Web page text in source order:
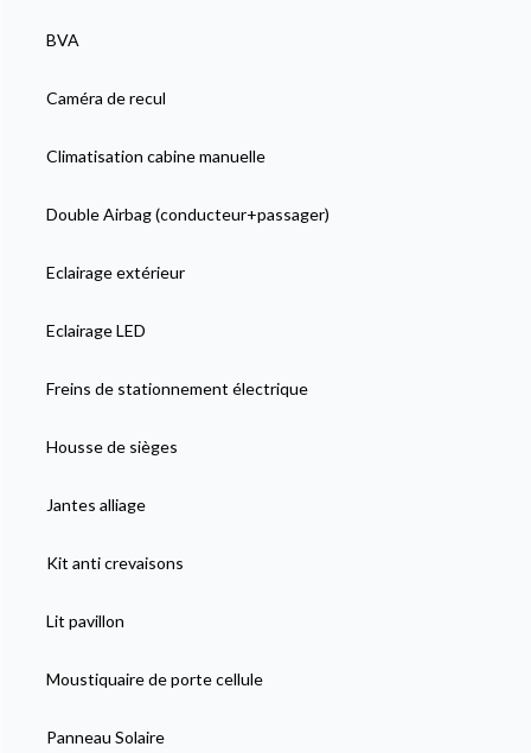
BVA
Caméra de recul
Climatisation cabine manuelle
Double Airbag (conducteur+passager)
Eclairage extérieur
Eclairage LED
Freins de stationnement électrique
Housse de sièges
Jantes alliage
Kit anti crevaisons
Lit pavillon
Moustiquaire de porte cellule
Panneau Solaire